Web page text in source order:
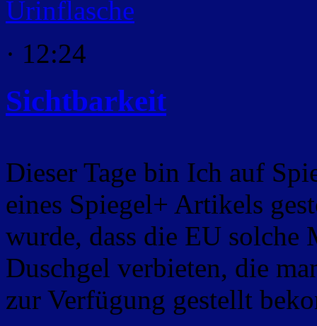
Urinflasche
· 12:24
Sichtbarkeit
Dieser Tage bin Ich auf
eines Spiegel+ Artikels
wurde, dass die EU
Duschgel verbieten, die
zur Verfügung gestellt